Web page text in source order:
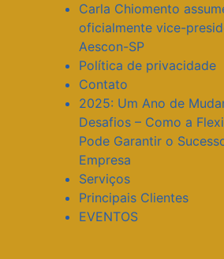
Carla Chiomento
oficialmente vice-
Aescon-SP
Política de privacidade
Contato
2025: Um Ano de
Desafios – Como a
Pode Garantir o
Empresa
Serviços
Principais Clientes
EVENTOS